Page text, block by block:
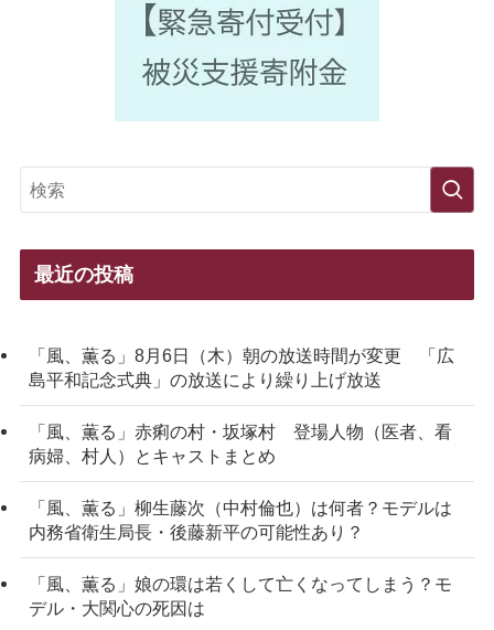
最近の投稿
「風、薫る」8月6日（木）朝の放送時間が変更 「広
島平和記念式典」の放送により繰り上げ放送
「風、薫る」赤痢の村・坂塚村 登場人物（医者、看
病婦、村人）とキャストまとめ
「風、薫る」柳生藤次（中村倫也）は何者？モデルは
内務省衛生局長・後藤新平の可能性あり？
「風、薫る」娘の環は若くして亡くなってしまう？モ
デル・大関心の死因は